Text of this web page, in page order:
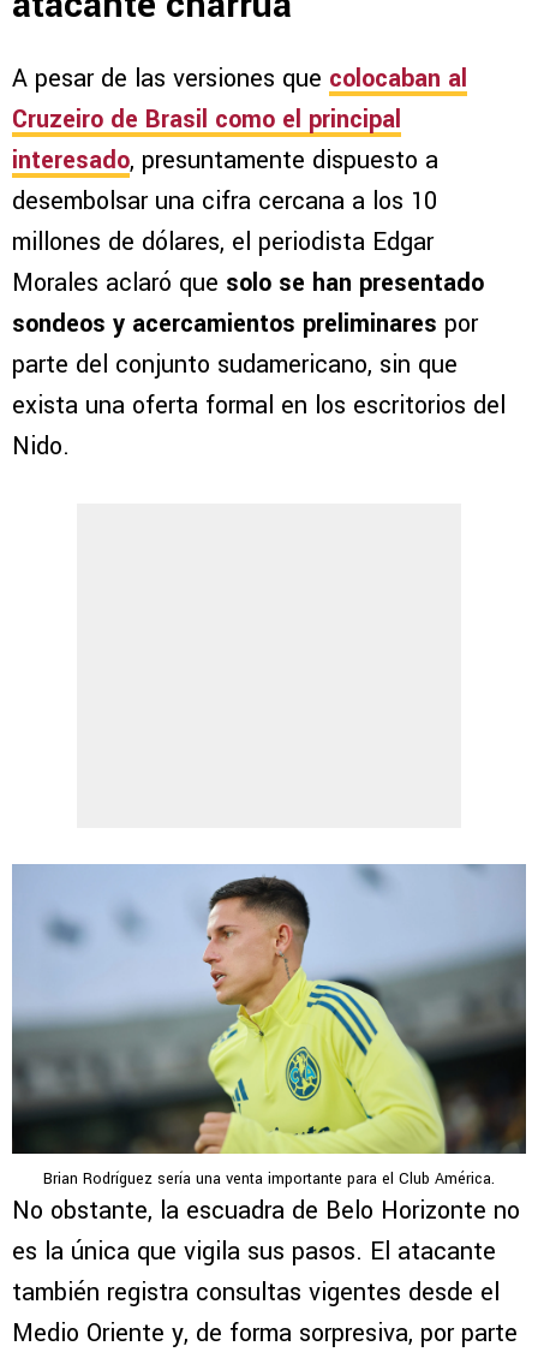
A pesar de las versiones que colocaban al
Cruzeiro de Brasil como el principal
interesado, presuntamente dispuesto a
desembolsar una cifra cercana a los 10
millones de dólares, el periodista Edgar
Morales aclaró que solo se han presentado
sondeos y acercamientos preliminares por
parte del conjunto sudamericano, sin que
exista una oferta formal en los escritorios del
Nido.
Brian Rodríguez sería una venta importante para el Club América.
No obstante, la escuadra de Belo Horizonte no
es la única que vigila sus pasos. El atacante
también registra consultas vigentes desde el
Medio Oriente y, de forma sorpresiva, por parte